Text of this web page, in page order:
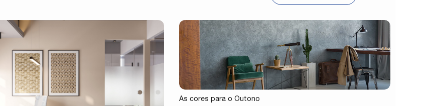
As cores para o Outono